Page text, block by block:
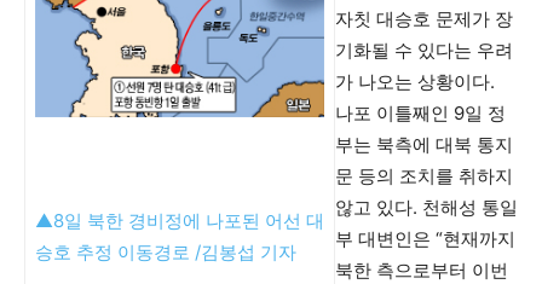
▲8일 북한 경비정에 나포된 어선 대
승호 추정 이동경로 /김봉섭 기자
자칫 대승호 문제가 장
기화될 수 있다는 우려
가 나오는 상황이다.
나포 이틀째인 9일 정
부는 북측에 대북 통지
문 등의 조치를 취하지
않고 있다. 천해성 통일
부 대변인은 “현재까지
북한 측으로부터 이번